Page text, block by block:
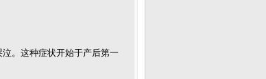
。这种症状开始于产后第一